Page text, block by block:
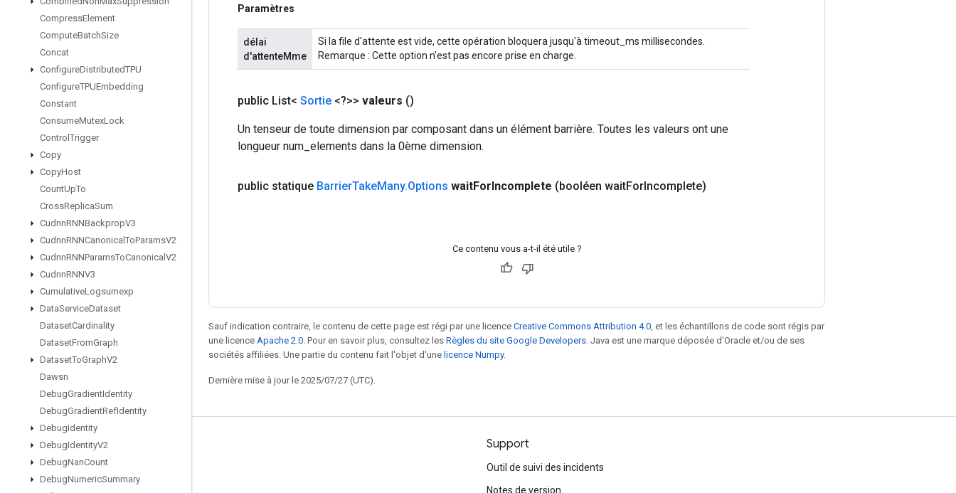
CompressElement
ComputeBatchSize
Concat
ConfigureDistributedTPU
ConfigureTPUEmbedding
Constant
ConsumeMutexLock
Control Trigger
Copy
CopyHost
CountUpTo
CrossReplicaSum
CudnnRNNBackpropV3
CudnnRNNCanonical ToParamsV2
CudnnRNNParamsToCanonical V2
CudnnRNNV3
CumulativeLogsumexp
DataServiceDataset
DatasetCardinality
DatasetFromGraph
DatasetToGraphV2
Dawsn
DebugGradientIdentity
DebugGradientRefIdentity
DebugIdentity
DebugIdentityV2
DebugNanCount
DebugNumericSummary
Paramètres
délai
d'attenteMme
Si la file d'attente est vide, cette opération bloquera jusqu'à timeout_ms millisecondes.
Remarque : Cette option n'est pas encore prise en charge.
public List< Sortie <?>> valeurs ()
Un tenseur de toute dimension par composant dans un élément barrière. Toutes les valeurs ont une
longueur num_elements dans la 0ème dimension.
public statique BarrierTakeMany.Options waitForIncomplete (booléen waitForIncomplete)
Ce contenu vous a-t-il été utile ?
Sauf indication contraire, le contenu de cette page est régi par une licence Creative Commons Attribution 4.0 , et les échantillons de code sont régis par
une licence Apache 2.0 . Pour en savoir plus, consultez les Règles du site Google Developers . Java est une marque déposée d'Oracle et/ou de ses
sociétés affiliées. Une partie du contenu fait l'objet d'une licence Numpy.
Dernière mise à jour le 2025/07/27 (UTC).
Rester connecté
Blog
Support
Outil de suivi des incidents
Notes de version